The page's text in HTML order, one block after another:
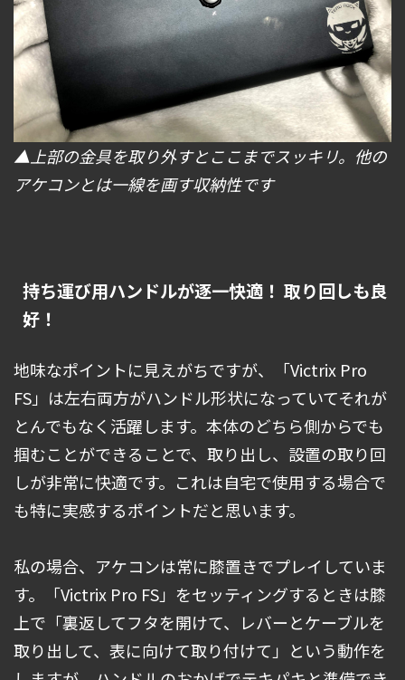
▲上部の金具を取り外すとここまでスッキリ。他の
アケコンとは一線を画す収納性です
持ち運び用ハンドルが逐一快適！ 取り回しも良
好！
地味なポイントに見えがちですが、「Victrix Pro
FS」は左右両方がハンドル形状になっていてそれが
とんでもなく活躍します。本体のどちら側からでも
掴むことができることで、取り出し、設置の取り回
しが非常に快適です。これは自宅で使用する場合で
も特に実感するポイントだと思います。
私の場合、アケコンは常に膝置きでプレイしていま
す。「Victrix Pro FS」をセッティングするときは膝
上で「裏返してフタを開けて、レバーとケーブルを
取り出して、表に向けて取り付けて」という動作を